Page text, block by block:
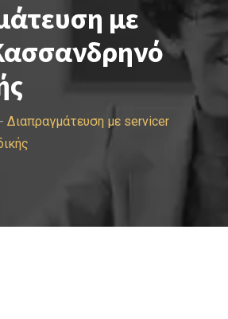
με
- Διαπραγμάτευση με servicer